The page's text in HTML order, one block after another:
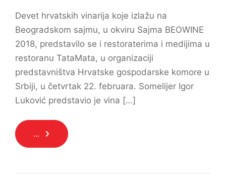
Devet hrvatskih vinarija koje izlažu na
Beogradskom sajmu, u okviru Sajma BEOWINE
2018, predstavilo se i restoraterima i medijima u
restoranu TataMata, u organizaciji
predstavništva Hrvatske gospodarske komore u
Srbiji, u četvrtak 22. februara. Somelijer Igor
Luković predstavio je vina […]
...